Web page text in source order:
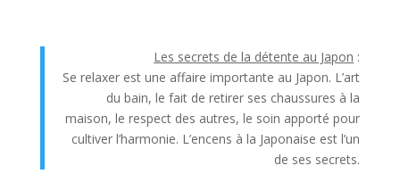
Les secrets de la détente au Japon :
Se relaxer est une affaire importante au Japon. L’art
du bain, le fait de retirer ses chaussures à la
maison, le respect des autres, le soin apporté pour
cultiver l’harmonie. L’encens à la Japonaise est l’un
de ses secrets.